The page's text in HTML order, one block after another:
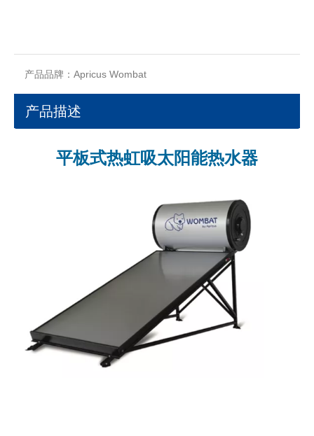
产品品牌： Apricus Wombat
产品描述
平板式热虹吸太阳能热水器